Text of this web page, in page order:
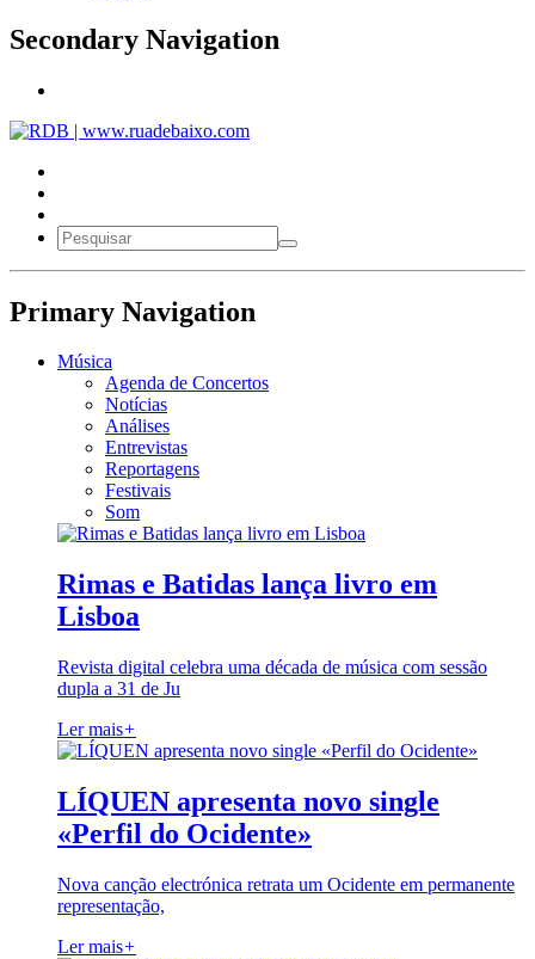
Secondary Navigation
Primary Navigation
Música
Agenda de Concertos
Notícias
Análises
Entrevistas
Reportagens
Festivais
Som
Rimas e Batidas lança livro em
Lisboa
Revista digital celebra uma década de música com sessão
dupla a 31 de Ju
Ler mais+
LÍQUEN apresenta novo single
«Perfil do Ocidente»
Nova canção electrónica retrata um Ocidente em permanente
representação,
Ler mais+